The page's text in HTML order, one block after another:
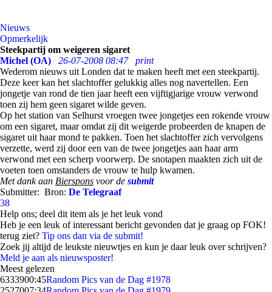
Nieuws
Opmerkelijk
Steekpartij om weigeren sigaret
Michel (OA)
26-07-2008 08:47
print
Wederom nieuws uit Londen dat te maken heeft met een steekpartij.
Deze keer kan het slachtoffer gelukkig alles nog navertellen. Een
jongetje van rond de tien jaar heeft een vijftigjarige vrouw verwond
toen zij hem geen sigaret wilde geven.
Op het station van Selhurst vroegen twee jongetjes een rokende vrouw
om een sigaret, maar omdat zij dit weigerde probeerden de knapen de
sigaret uit haar mond te pakken. Toen het slachtoffer zich vervolgens
verzette, werd zij door een van de twee jongetjes aan haar arm
verwond met een scherp voorwerp. De snotapen maakten zich uit de
voeten toen omstanders de vrouw te hulp kwamen.
Met dank aan Bierspons voor de submit
Submitter: Bron: De Telegraaf
38
Help ons; deel dit item als je het leuk vond
Heb je een leuk of interessant bericht gevonden dat je graag op FOK!
terug ziet? Tip ons dan via de submit!
Zoek jij altijd de leukste nieuwtjes en kun je daar leuk over schrijven?
Meld je aan als nieuwsposter!
Meest gelezen
6333900:45Random Pics van de Dag #1978